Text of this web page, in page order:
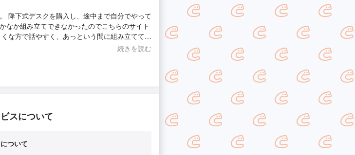
降下式デスクを購入し、途中まで自分でやって
なか組み立てできなかったのでこちらのサイト
な方で話やすく、あっという間に組み立てて頂
ったのにも関わらず、前向きに一緒に組み立て
続きを読む
スについて
ついて